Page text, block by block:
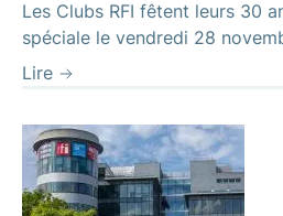
Les Clubs RFI fêtent leurs 30
spéciale le vendredi 28
Lire